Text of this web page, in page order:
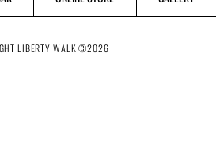
LIBERTY WALK ©2026